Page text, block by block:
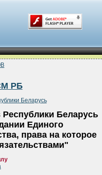
РБ
Беларусь
Беларусь
Единого
права на которое